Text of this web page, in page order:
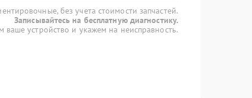
без учета стоимости запчастей.
Записывайтесь на бесплатную диагностику.
устройство и укажем на неисправность.